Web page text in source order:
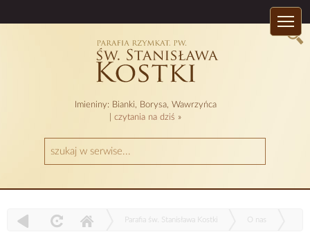
Imieniny: Bianki, Borysa, Wawrzyńca
czytania na dziś »
Parafia św. Stanisława Kostki O nas